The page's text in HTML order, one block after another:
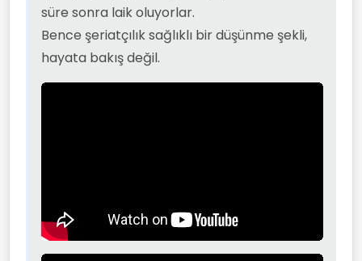
süre sonra laik oluyorlar.
Bence şeriatçılık sağlıklı bir düşünme şekli,
hayata bakış değil.